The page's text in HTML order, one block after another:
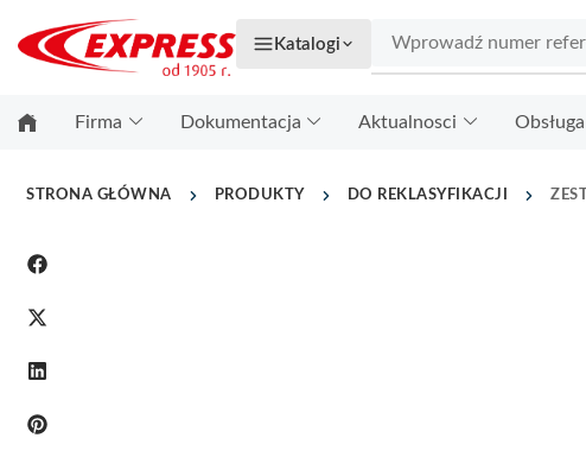
Katalogi
Firma Dokumentacja Aktualnosci
STRONA GŁÓWNA PRODUKTY DO REKLASYFIKACJI